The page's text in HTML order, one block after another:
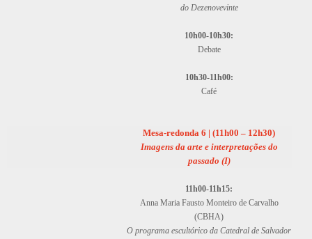
do Dezenovevinte
10h00-10h30:
Debate
10h30-11h00:
Café
Mesa-redonda 6 | (11h00 – 12h30)
Imagens da arte e interpretações do
passado (I)
11h00-11h15:
Anna Maria Fausto Monteiro de Carvalho
(CBHA)
O programa escultórico da Catedral de Salvador